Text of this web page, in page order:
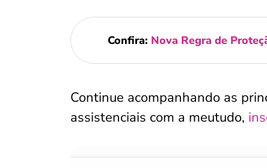
Confira: Nova Regra de
Continue acompanhando as
assistenciais com a meutudo,